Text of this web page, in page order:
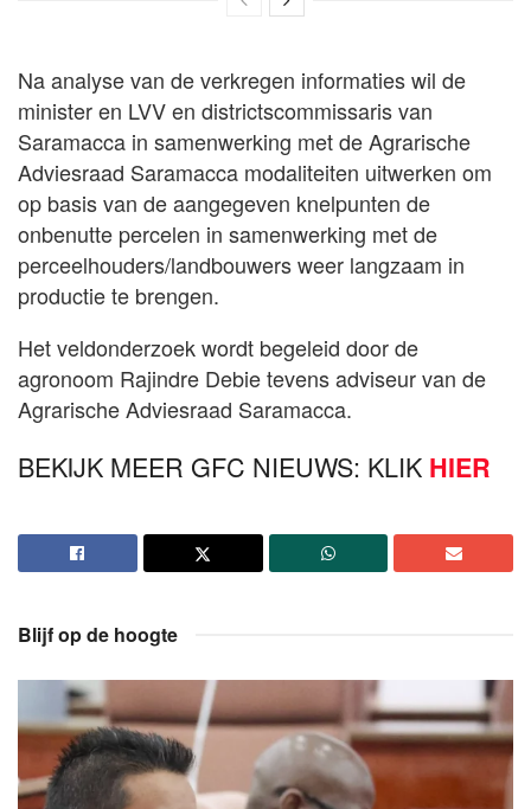
Na analyse van de verkregen informaties wil de
minister en LVV en districtscommissaris van
Saramacca in samenwerking met de Agrarische
Adviesraad Saramacca modaliteiten uitwerken om
op basis van de aangegeven knelpunten de
onbenutte percelen in samenwerking met de
perceelhouders/landbouwers weer langzaam in
productie te brengen.
Het veldonderzoek wordt begeleid door de
agronoom Rajindre Debie tevens adviseur van de
Agrarische Adviesraad Saramacca.
BEKIJK MEER GFC NIEUWS: KLIK HIER
Blijf op de hoogte